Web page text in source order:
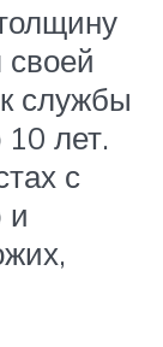
службы
лет.
с
и